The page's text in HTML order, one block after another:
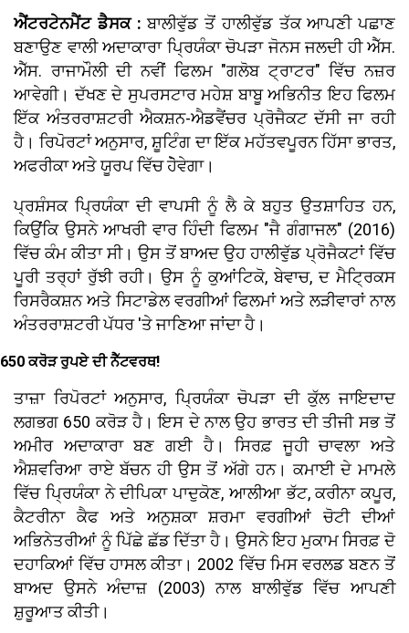
ਐਂਟਰਟੇਨਮੈਂਟ ਡੈਸਕ :ਬਾਲੀਵੁੱਡ ਤੋਂ ਹਾਲੀਵੁੱਡ ਤੱਕ ਆਪਣੀ ਪਛਾਣ
ਬਣਾਉਣ ਵਾਲੀ ਅਦਾਕਾਰਾ ਪ੍ਰਿਯੰਕਾ ਚੋਪੜਾ ਜੋਨਸ ਜਲਦੀ ਹੀ ਐੱਸ.
ਐੱਸ. ਰਾਜਾਮੌਲੀ ਦੀ ਨਵੀਂ ਫਿਲਮ "ਗਲੋਬ ਟ੍ਰਾਟਰ" ਵਿੱਚ ਨਜ਼ਰ
ਆਵੇਗੀ। ਦੱਖਣ ਦੇ ਸੁਪਰਸਟਾਰ ਮਹੇਸ਼ ਬਾਬੂ ਅਭਿਨੀਤ ਇਹ ਫਿਲਮ
ਇੱਕ ਅੰਤਰਰਾਸ਼ਟਰੀ ਐਕਸ਼ਨ-ਐਡਵੈਂਚਰ ਪ੍ਰੋਜੈਕਟ ਦੱਸੀ ਜਾ ਰਹੀ
ਹੈ। ਰਿਪੋਰਟਾਂ ਅਨੁਸਾਰ, ਸ਼ੂਟਿੰਗ ਦਾ ਇੱਕ ਮਹੱਤਵਪੂਰਨ ਹਿੱਸਾ ਭਾਰਤ,
ਅਫਰੀਕਾ ਅਤੇ ਯੂਰਪ ਵਿੱਚ ਹੋੇਵੇਗਾ।
ਪ੍ਰਸ਼ੰਸਕ ਪ੍ਰਿਯੰਕਾ ਦੀ ਵਾਪਸੀ ਨੂੰ ਲੈ ਕੇ ਬਹੁਤ ਉਤਸ਼ਾਹਿਤ ਹਨ,
ਕਿਉਂਕਿ ਉਸਨੇ ਆਖਰੀ ਵਾਰ ਹਿੰਦੀ ਫਿਲਮ "ਜੈ ਗੰਗਾਜਲ" (2016)
ਵਿੱਚ ਕੰਮ ਕੀਤਾ ਸੀ। ਉਸ ਤੋਂ ਬਾਅਦ ਉਹ ਹਾਲੀਵੁੱਡ ਪ੍ਰੋਜੈਕਟਾਂ ਵਿੱਚ
ਪੂਰੀ ਤਰ੍ਹਾਂ ਰੁੱਝੀ ਰਹੀ। ਉਸ ਨੂੰ ਕੁਆਂਟਿਕੋ, ਬੇਵਾਚ, ਦ ਮੈਟ੍ਰਿਕਸ
ਰਿਸਰੈਕਸ਼ਨ ਅਤੇ ਸਿਟਾਡੇਲ ਵਰਗੀਆਂ ਫਿਲਮਾਂ ਅਤੇ ਲੜੀਵਾਰਾਂ ਨਾਲ
ਅੰਤਰਰਾਸ਼ਟਰੀ ਪੱਧਰ 'ਤੇ ਜਾਣਿਆ ਜਾਂਦਾ ਹੈ।
650 ਕਰੋੜ ਰੁਪਏ ਦੀ ਨੈੱਟਵਰਥ!
ਤਾਜ਼ਾ ਰਿਪੋਰਟਾਂ ਅਨੁਸਾਰ, ਪ੍ਰਿਯੰਕਾ ਚੋਪੜਾ ਦੀ ਕੁੱਲ ਜਾਇਦਾਦ
ਲਗਭਗ ₹650 ਕਰੋੜ ਹੈ। ਇਸ ਦੇ ਨਾਲ ਉਹ ਭਾਰਤ ਦੀ ਤੀਜੀ ਸਭ ਤੋਂ
ਅਮੀਰ ਅਦਾਕਾਰਾ ਬਣ ਗਈ ਹੈ। ਸਿਰਫ਼ ਜੂਹੀ ਚਾਵਲਾ ਅਤੇ
ਐਸ਼ਵਰਿਆ ਰਾਏ ਬੱਚਨ ਹੀ ਉਸ ਤੋਂ ਅੱਗੇ ਹਨ। ਕਮਾਈ ਦੇ ਮਾਮਲੇ
ਵਿੱਚ ਪ੍ਰਿਯੰਕਾ ਨੇ ਦੀਪਿਕਾ ਪਾਦੁਕੋਣ, ਆਲੀਆ ਭੱਟ, ਕਰੀਨਾ ਕਪੂਰ,
ਕੈਟਰੀਨਾ ਕੈਫ ਅਤੇ ਅਨੁਸ਼ਕਾ ਸ਼ਰਮਾ ਵਰਗੀਆਂ ਚੋਟੀ ਦੀਆਂ
ਅਭਿਨੇਤਰੀਆਂ ਨੂੰ ਪਿੱਛੇ ਛੱਡ ਦਿੱਤਾ ਹੈ। ਉਸਨੇ ਇਹ ਮੁਕਾਮ ਸਿਰਫ਼ ਦੋ
ਦਹਾਕਿਆਂ ਵਿੱਚ ਹਾਸਲ ਕੀਤਾ। 2002 ਵਿੱਚ ਮਿਸ ਵਰਲਡ ਬਣਨ ਤੋਂ
ਬਾਅਦ ਉਸਨੇ ਅੰਦਾਜ਼ (2003) ਨਾਲ ਬਾਲੀਵੁੱਡ ਵਿੱਚ ਆਪਣੀ
ਸ਼ੁਰੂਆਤ ਕੀਤੀ।